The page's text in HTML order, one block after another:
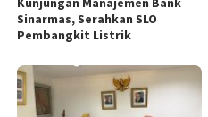
Sinarmas, Serahkan SLO
Pembangkit Listrik